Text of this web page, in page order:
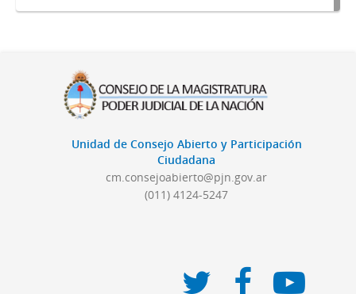
Unidad de Consejo Abierto y Participación
Ciudadana
cm.consejoabierto@pjn.gov.ar
(011) 4124-5247